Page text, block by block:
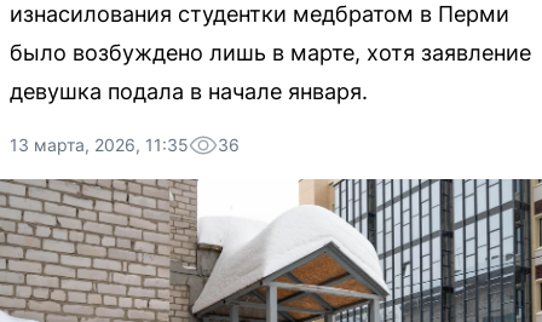
изнасилования студентки медбратом в Перми
было возбуждено лишь в марте, хотя заявление
девушка подала в начале января.
13 марта, 2026, 11:35 36